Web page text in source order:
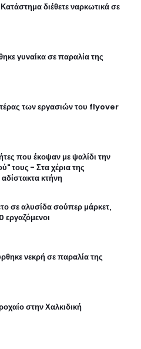
διέθετε ναρκωτικά σε
γυναίκα σε παραλία της
των εργασιών του flyover
που έκοψαν με ψαλίδι την
τους - Στα χέρια της
κτήνη
σε αλυσίδα σούπερ μάρκετ,
εργαζόμενοι
νεκρή σε παραλία της
στην Χαλκιδική